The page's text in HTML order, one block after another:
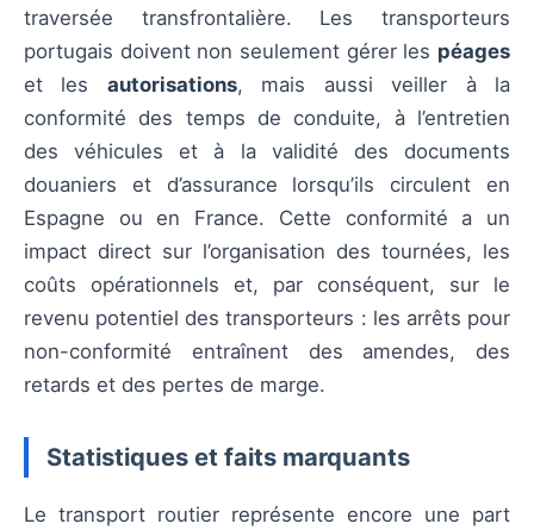
traversée transfrontalière. Les transporteurs
portugais doivent non seulement gérer les péages
et les autorisations, mais aussi veiller à la
conformité des temps de conduite, à l’entretien
des véhicules et à la validité des documents
douaniers et d’assurance lorsqu’ils circulent en
Espagne ou en France. Cette conformité a un
impact direct sur l’organisation des tournées, les
coûts opérationnels et, par conséquent, sur le
revenu potentiel des transporteurs : les arrêts pour
non-conformité entraînent des amendes, des
retards et des pertes de marge.
Statistiques et faits marquants
Le transport routier représente encore une part